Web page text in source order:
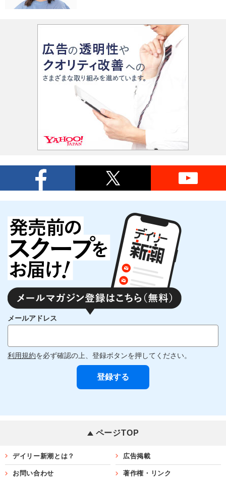
メールアドレス
利用規約を必ず確認の上、登録ボタンを押してください。
ページTOP
デイリー新潮とは？ 広告掲載
お問い合わせ 著作権・リンク